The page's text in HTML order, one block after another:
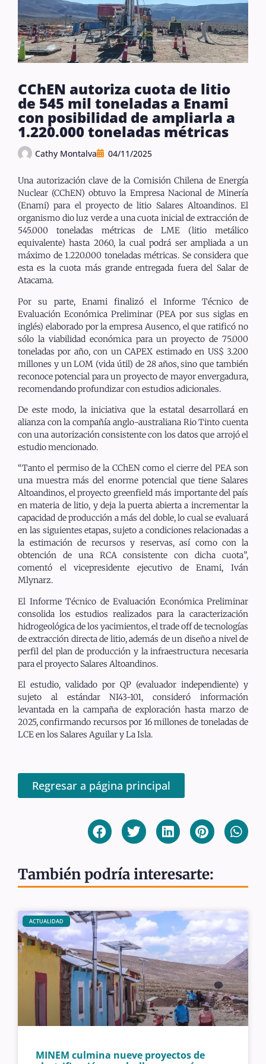
CChEN autoriza cuota de litio
de 545 mil toneladas a Enami
con posibilidad de ampliarla a
1.220.000 toneladas métricas
Cathy Montalva 04/11/2025
Una autorización clave de la Comisión Chilena de Energía
Nuclear (CChEN) obtuvo la Empresa Nacional de Minería
(Enami) para el proyecto de litio Salares Altoandinos. El
organismo dio luz verde a una cuota inicial de extracción de
545.000 toneladas métricas de LME (litio metálico
equivalente) hasta 2060, la cual podrá ser ampliada a un
máximo de 1.220.000 toneladas métricas. Se considera que
esta es la cuota más grande entregada fuera del Salar de
Atacama.
Por su parte, Enami finalizó el Informe Técnico de
Evaluación Económica Preliminar (PEA por sus siglas en
inglés) elaborado por la empresa Ausenco, el que ratificó no
sólo la viabilidad económica para un proyecto de 75.000
toneladas por año, con un CAPEX estimado en US$ 3.200
millones y un LOM (vida útil) de 28 años, sino que también
reconoce potencial para un proyecto de mayor envergadura,
recomendando profundizar con estudios adicionales.
De este modo, la iniciativa que la estatal desarrollará en
alianza con la compañía anglo-australiana Rio Tinto cuenta
con una autorización consistente con los datos que arrojó el
estudio mencionado.
“Tanto el permiso de la CChEN como el cierre del PEA son
una muestra más del enorme potencial que tiene Salares
Altoandinos, el proyecto greenfield más importante del país
en materia de litio, y deja la puerta abierta a incrementar la
capacidad de producción a más del doble, lo cual se evaluará
en las siguientes etapas, sujeto a condiciones relacionadas a
la estimación de recursos y reservas, así como con la
obtención de una RCA consistente con dicha cuota”,
comentó el vicepresidente ejecutivo de Enami, Iván
Mlynarz.
El Informe Técnico de Evaluación Económica Preliminar
consolida los estudios realizados para la caracterización
hidrogeológica de los yacimientos, el trade off de tecnologías
de extracción directa de litio, además de un diseño a nivel de
perfil del plan de producción y la infraestructura necesaria
para el proyecto Salares Altoandinos.
El estudio, validado por QP (evaluador independiente) y
sujeto al estándar NI43-101, consideró información
levantada en la campaña de exploración hasta marzo de
2025, confirmando recursos por 16 millones de toneladas de
LCE en los Salares Aguilar y La Isla.
Regresar a página principal
También podría interesarte:
ACTUALIDAD
MINEM culmina nueve proyectos de